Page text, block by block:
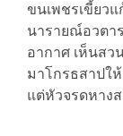
ขนเพชรเขี้ยว
นารายณ์อวตา
อากาศ เห็นสว
มาโกรธสาปใ
แต่หัวจรดหาง